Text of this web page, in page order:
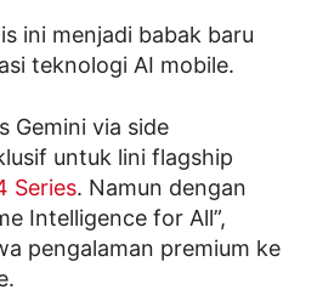
ini menjadi babak baru
teknologi AI mobile.
Gemini via side
untuk lini flagship
Series. Namun dengan
Intelligence for All”,
pengalaman premium ke